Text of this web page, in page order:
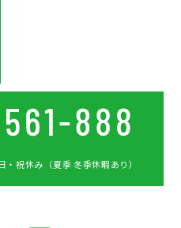
祝休み（夏季 冬季休暇あり）